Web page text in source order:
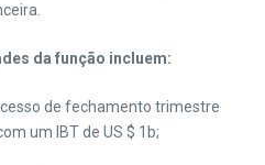
da função incluem:
de fechamento trimestre
um IBT de US $ 1b;